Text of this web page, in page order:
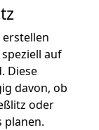
auf
Diese
davon, ob
oder
planen.